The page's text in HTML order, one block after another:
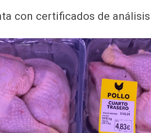
con certificados de